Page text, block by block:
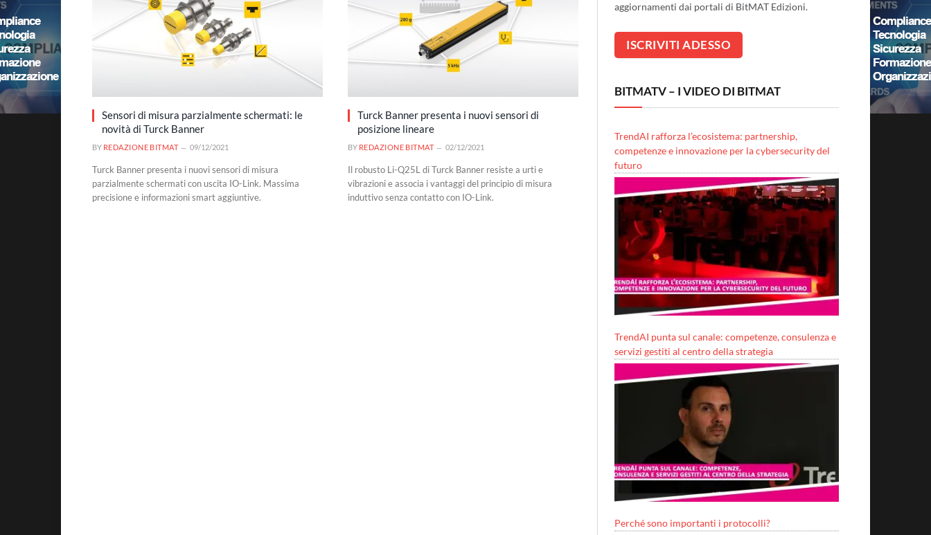
Sensori di misura parzialmente schermati: le
novità di Turck Banner
BY REDAZIONE BITMAT 09/12/2021
Turck Banner presenta i nuovi sensori di misura
parzialmente schermati con uscita IO-Link. Massima
precisione e informazioni smart aggiuntive.
Turck Banner presenta i nuovi sensori di
posizione lineare
BY REDAZIONE BITMAT 02/12/2021
Il robusto Li-Q25L di Turck Banner resiste a urti e
vibrazioni e associa i vantaggi del principio di misura
induttivo senza contatto con IO-Link.
aggiornamenti dai portali di BitMAT Edizioni.
BITMATV – I VIDEO DI BITMAT
TrendAI rafforza l’ecosistema: partnership,
competenze e innovazione per la cybersecurity del
futuro
TrendAI punta sul canale: competenze, consulenza e
servizi gestiti al centro della strategia
Perché sono importanti i protocolli?